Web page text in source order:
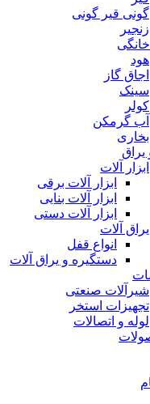
گونی قیر گونی
زنجیر
هود
اجاق گاز
سینک
کولر
آب گرمکن
بخاری
یراق
ابزار آلات
ابزار آلات برقی
ابزار آلات بنایی
ابزار آلات دستی
یراق آلات
انواع قفل
دستگیره و یراق آلات
شیرآلات صنعتی
تجهیزات استخر
لوله و اتصالات